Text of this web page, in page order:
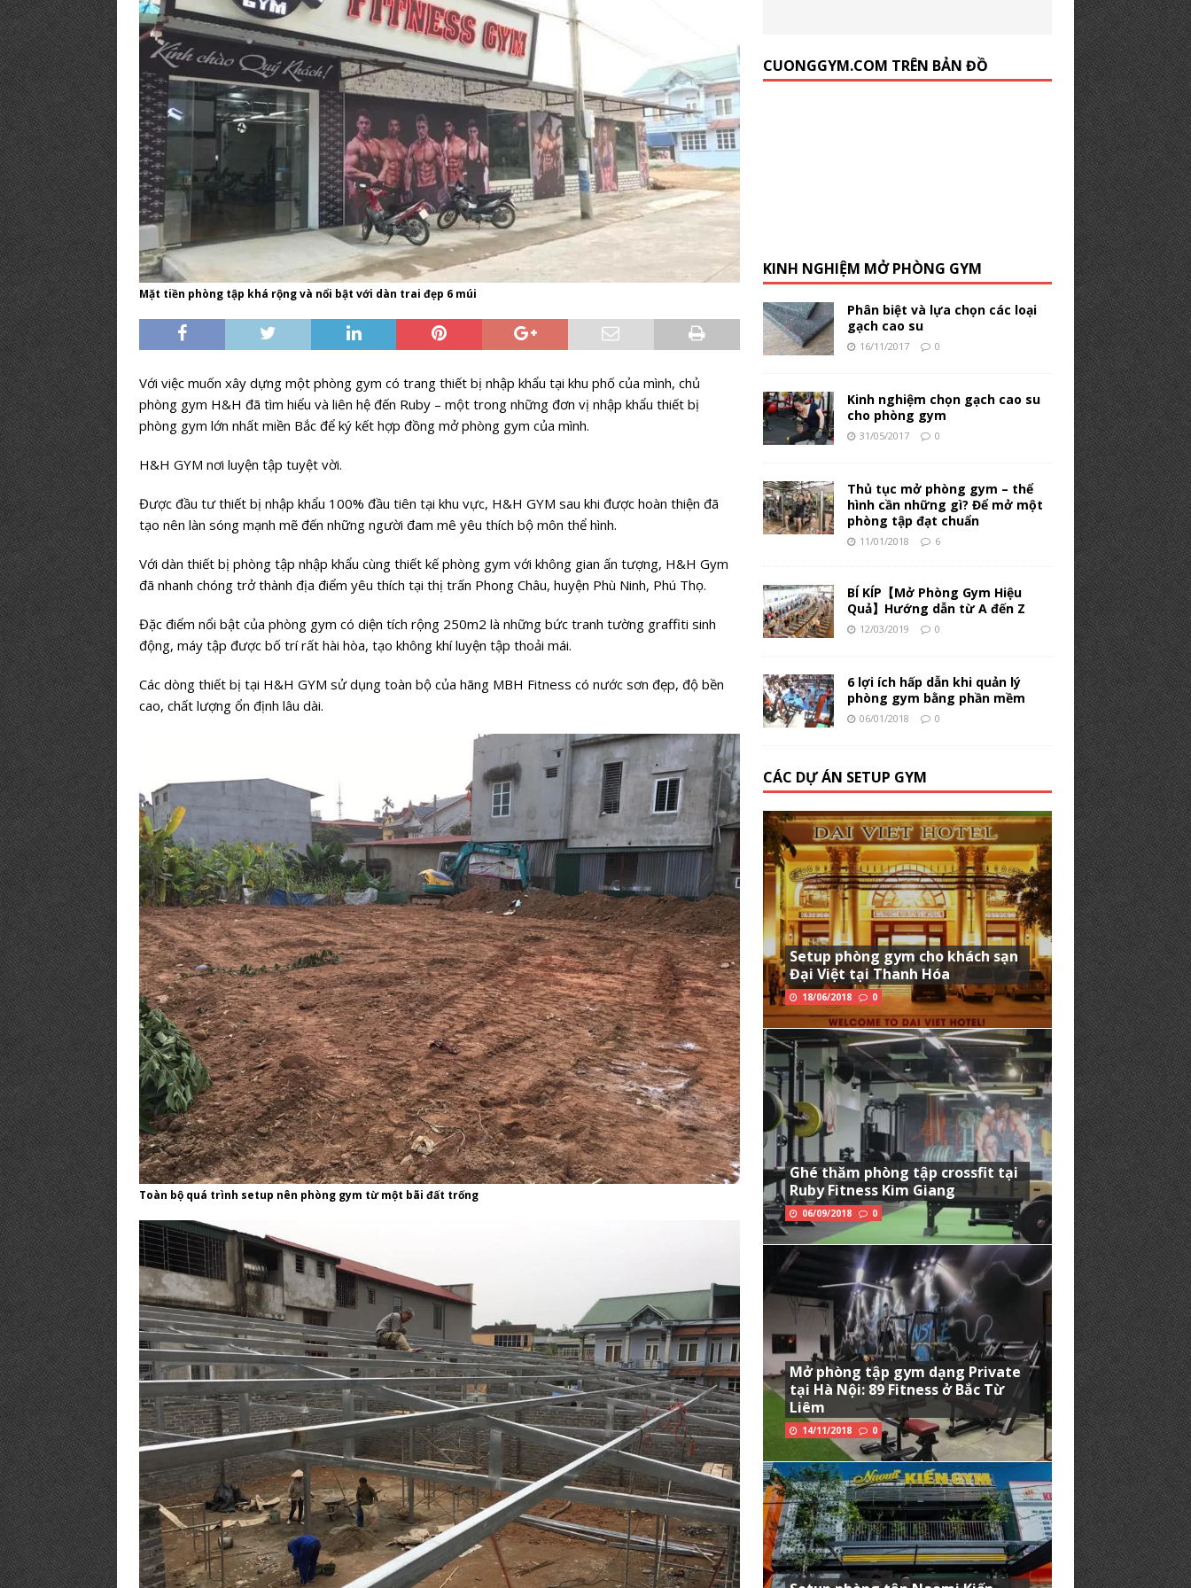
PHÒNG GYM TIÊU BIỂU
[ 12/03/2019 ] BÍ KÍP【Mở Phòng Gym Hiệu Quả】Hướng dẫn từ A đến Z
KINH NGHIỆM MỞ
PHÒNG TẬP
Mặt tiền phòng tập khá rộng và nổi bật với dàn trai đẹp 6 múi
Với việc muốn xây dựng một phòng gym có trang thiết bị nhập khẩu tại khu phố của mình, chủ
phòng gym H&H đã tìm hiểu và liên hệ đến Ruby – một trong những đơn vị nhập khẩu thiết bị
phòng gym lớn nhất miền Bắc để ký kết hợp đồng mở phòng gym của mình.
H&H GYM nơi luyện tập tuyệt vời.
Được đầu tư thiết bị nhập khẩu 100% đầu tiên tại khu vực, H&H GYM sau khi được hoàn thiện đã
tạo nên làn sóng mạnh mẽ đến những người đam mê yêu thích bộ môn thể hình.
Với dàn thiết bị phòng tập nhập khẩu cùng thiết kế phòng gym với không gian ấn tượng, H&H Gym
đã nhanh chóng trở thành địa điểm yêu thích tại thị trấn Phong Châu, huyện Phù Ninh, Phú Thọ.
Đặc điểm nổi bật của phòng gym có diện tích rộng 250m2 là những bức tranh tường graffiti sinh
động, máy tập được bố trí rất hài hòa, tạo không khí luyện tập thoải mái.
Các dòng thiết bị tại H&H GYM sử dụng toàn bộ của hãng MBH Fitness có nước sơn đẹp, độ bền
cao, chất lượng ổn định lâu dài.
Toàn bộ quá trình setup nên phòng gym từ một bãi đất trống
CUONGGYM.COM TRÊN BẢN ĐỒ
KINH NGHIỆM MỞ PHÒNG GYM
Phân biệt và lựa chọn các loại
gạch cao su
16/11/2017 0
Kinh nghiệm chọn gạch cao su
cho phòng gym
31/05/2017 0
Thủ tục mở phòng gym – thể
hình cần những gì? Để mở một
phòng tập đạt chuẩn
11/01/2018 6
BÍ KÍP【Mở Phòng Gym Hiệu
Quả】Hướng dẫn từ A đến Z
12/03/2019 0
6 lợi ích hấp dẫn khi quản lý
phòng gym bằng phần mềm
06/01/2018 0
CÁC DỰ ÁN SETUP GYM
Setup phòng gym cho khách sạn
Đại Việt tại Thanh Hóa
18/06/2018 0
Ghé thăm phòng tập crossfit tại
Ruby Fitness Kim Giang
06/09/2018 0
Mở phòng tập gym dạng Private
tại Hà Nội: 89 Fitness ở Bắc Từ
Liêm
14/11/2018 0